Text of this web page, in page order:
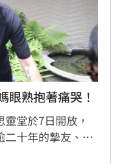
眼熟抱著痛哭！
堂於7日開放，
十年的摯友、邱
。由於兩人外貌